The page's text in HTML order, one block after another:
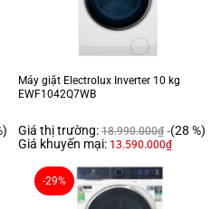
Máy giặt Electrolux Inverter 10 kg
EWF1042Q7WB
Giá thị trường: 18.990.000₫ (28 %)
Giá khuyến mại: 13.590.000₫
-29%